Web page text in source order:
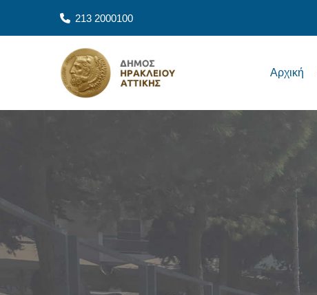
213 2000100
Αρχική